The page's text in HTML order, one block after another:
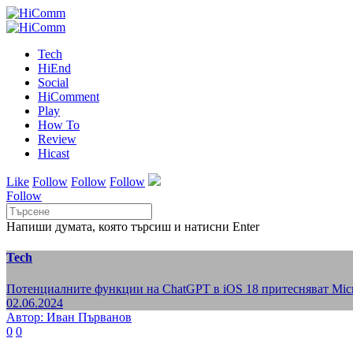
Tech
HiEnd
Social
HiComment
Play
How To
Review
Hicast
Like Follow Follow Follow
Follow
Напиши думата, която търсиш и натисни Enter
Tech
Потенциалните функции на ChatGPT в iOS 18 притесняват
02.06.2024
Автор: Иван Първанов
0 0